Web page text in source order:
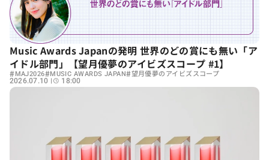
Music Awards Japanの発明 世界のどの賞にも無い「ア
イドル部門」【望月優夢のアイビズスコープ #1】
# MAJ2026#MUSIC AWARDS JAPAN#望月優夢のアイビズスコープ
2026.07.10 18:00